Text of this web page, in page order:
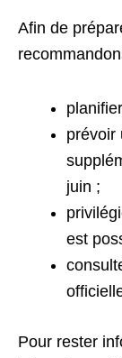
Afin de
prévoir
juin ;
est
Pour rester